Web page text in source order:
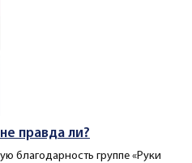
правда ли?
благодарность группе «Руки